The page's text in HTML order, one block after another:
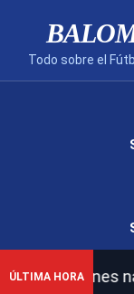
Todo sobre el
ÚLTIMA HORA